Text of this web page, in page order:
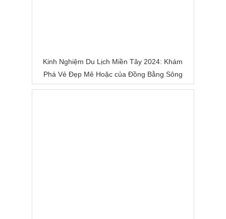
Kinh Nghiệm Du Lịch Miền Tây 2024: Khám
Phá Vẻ Đẹp Mê Hoặc của Đồng Bằng Sông
Nước